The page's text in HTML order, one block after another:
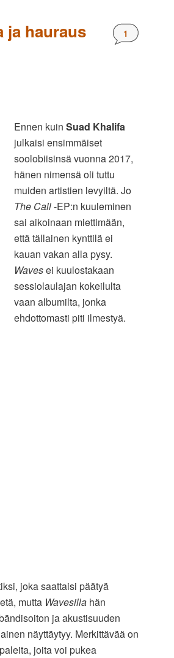
ja hauraus Kommentteja:
1
Ennen kuin Suad Khalifa
julkaisi ensimmäiset
soolobiisinsä vuonna 2017,
hänen nimensä oli tuttu
muiden artistien levyiltä. Jo
The Call-EP:n kuuleminen
sai aikoinaan miettimään,
että tällainen kynttilä ei
kauan vakan alla pysy.
Wavesei kuulostakaan
sessiolaulajan kokeilulta
vaan albumilta, jonka
ehdottomasti piti ilmestyä.
joka saattaisi päätyä
mutta Wavesilla hän
ja akustisuuden
näyttäytyy. Merkittävää on
joita voi pukea